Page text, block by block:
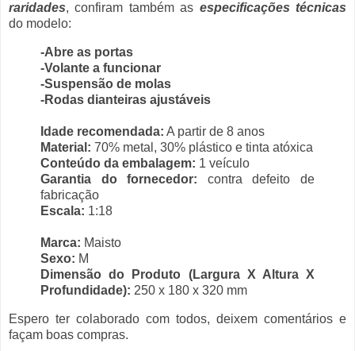
raridades, confiram também as especificações técnicas
do modelo:
-Abre as portas
-Volante a funcionar
-Suspensão de molas
-Rodas dianteiras ajustáveis
Idade recomendada: A partir de 8 anos
Material: 70% metal, 30% plástico e tinta atóxica
Conteúdo da embalagem: 1 veículo
Garantia do fornecedor: contra defeito de
fabricação
Escala: 1:18
Marca: Maisto
Sexo: M
Dimensão do Produto (Largura X Altura X
Profundidade): 250 x 180 x 320 mm
Espero ter colaborado com todos, deixem comentários e
façam boas compras.